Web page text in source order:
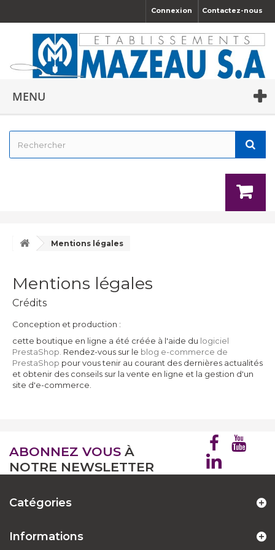
Contactez-nous
Connexion
MENU
Mentions légales
Mentions légales
Crédits
Conception et production :
cette boutique en ligne a été créée à l'aide du logiciel
PrestaShop. Rendez-vous sur le blog e-commerce de
PrestaShop pour vous tenir au courant des dernières actualités
et obtenir des conseils sur la vente en ligne et la gestion d'un
site d'e-commerce.
ABONNEZ VOUS À
NOTRE NEWSLETTER
Catégories
Informations